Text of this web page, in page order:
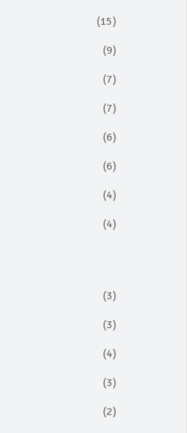
(15)
(9)
(7)
(7)
(6)
(6)
(4)
(4)
(3)
(3)
(4)
(3)
(2)